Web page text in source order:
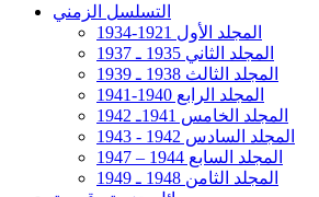
التسلسل الزمني
المجلد الأول 1921-1934
المجلد الثاني 1935 ـ 1937
المجلد الثالث 1938 ـ 1939
المجلد الرابع 1940-1941
المجلد الخامس 1941ـ 1942
المجلد السادس 1942 - 1943
المجلد السابع 1944 – 1947
المجلد الثامن 1948 ـ 1949